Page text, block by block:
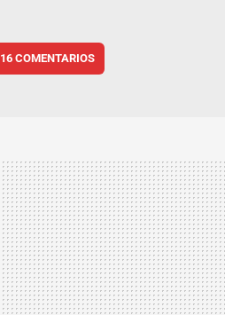
16 COMENTARIOS